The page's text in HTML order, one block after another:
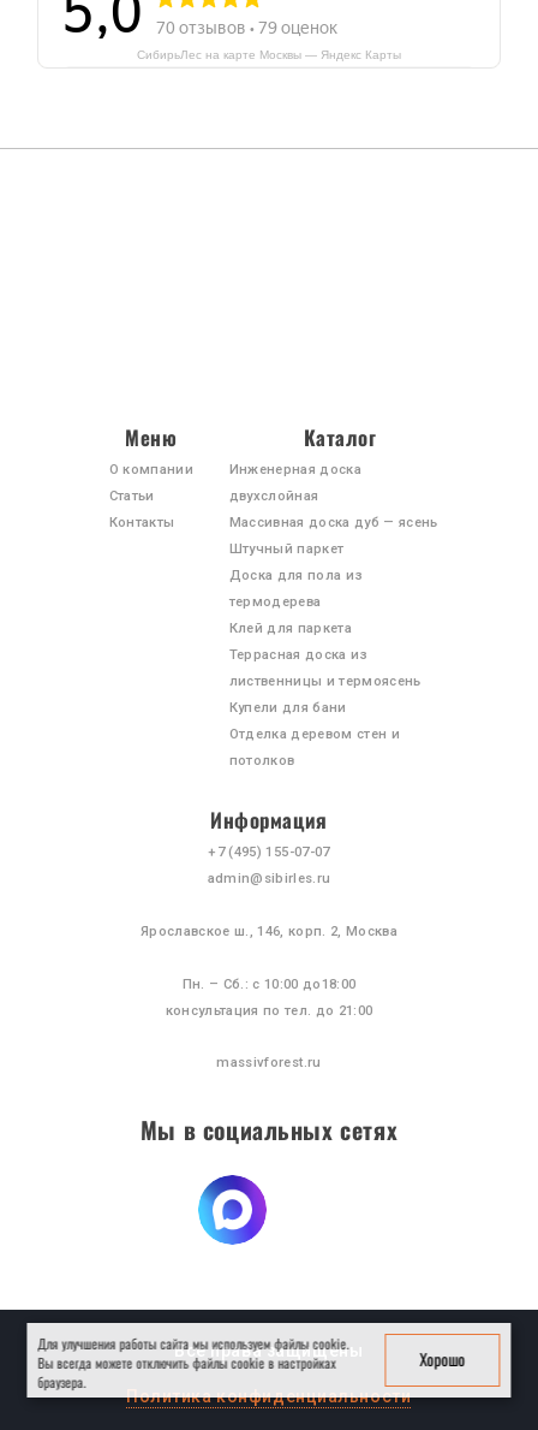
СибирьЛес на карте Москвы — Яндекс Карты
Мы в социальных сетях
Меню
О компании
Статьи
Контакты
Каталог
Инженерная доска
двухслойная
Массивная доска дуб — ясень
Штучный паркет
Доска для пола из
термодерева
Клей для паркета
Террасная доска из
лиственницы и термоясень
Купели для бани
Отделка деревом стен и
потолков
Информация
+7 (495) 155-07-07
admin@sibirles.ru
Ярославское ш., 146, корп. 2, Москва
Пн. – Сб.: с 10:00 до18:00
консультация по тел. до 21:00
massivforest.ru
Все права защищены
Политика конфиденциальности
Для улучшения работы сайта мы используем файлы cookie.
Вы всегда можете отключить файлы cookie в настройках
браузера.
Хорошо